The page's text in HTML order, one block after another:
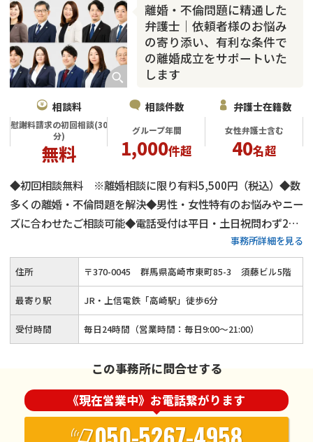
離婚・不倫問題に精通した
弁護士｜依頼者様のお悩み
の寄り添い、有利な条件で
の離婚成立をサポートいた
します
相談料
慰謝料請求の初回相談(30
分)
無料
相談件数
グループ年間
1,000件超
弁護士在籍数
女性弁護士含む
40名超
◆初回相談無料 ※離婚相談に限り有料5,500円（税込）◆数
多くの離婚・不倫問題を解決◆男性・女性特有のお悩みやニー
ズに合わせたご相談可能◆電話受付は平日・土日祝問わず24
時間受付◆男性弁護士・女性弁護士が双方在籍◆養育費や婚姻
費用の適正化をサポート◆クレジットカード決済や分割払いに
も対応◆JR・上信電鉄「高崎駅」から徒歩6分
事務所詳細を見る
住所 〒370-0045 群馬県高崎市東町85-3 須藤ビル5階
最寄り駅 JR・上信電鉄「高崎駅」徒歩6分
受付時間 毎日24時間（営業時間：毎日9:00〜21:00）
この事務所に問合せする
《現在営業中》お電話繋がります